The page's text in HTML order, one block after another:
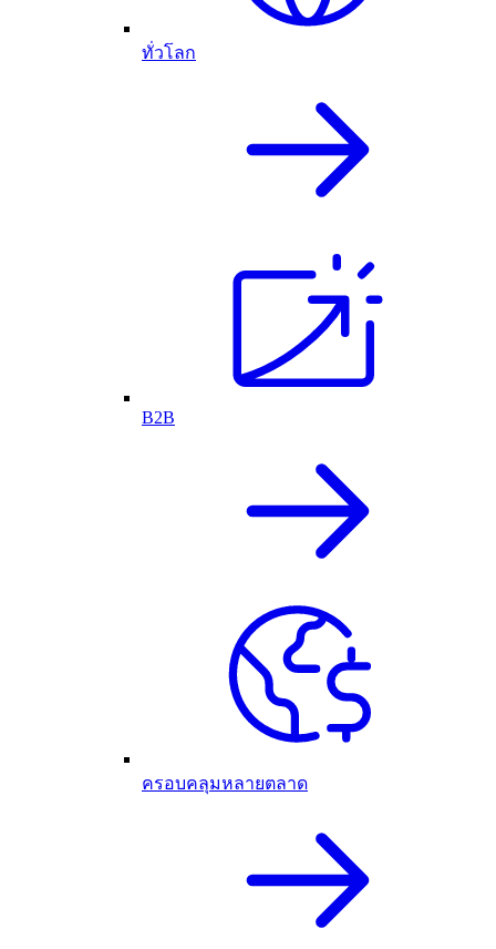
ทั่วโลก
B2B
ครอบคลุมหลายตลาด